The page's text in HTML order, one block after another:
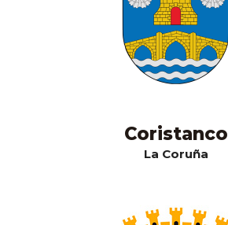
Coristanco
La Coruña